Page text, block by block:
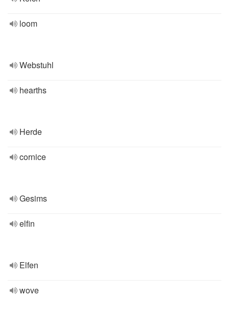
loom
Webstuhl
hearths
Herde
cornice
Gesims
elfin
Elfen
wove